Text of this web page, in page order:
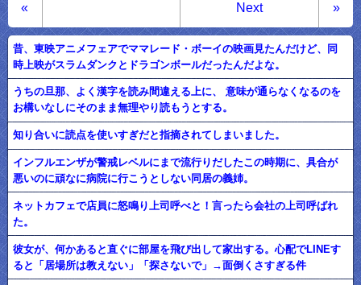
« »
Next
昔、東映アニメフェアでママレード・ボーイの映画見たんだけど、同
時上映がスラムダンクとドラゴンボールだったんだよな。
うちの旦那、よく漢字を読み間違える上に、 意味が通らなくなるのを
お構いなしにそのまま無理やり読もうとする。
知り合いに読点を使いすぎだと指摘されてしまいました。
インフルエンザが警戒レベルにまで流行りだしたこの時期に、具合が
悪いのに頑なに病院に行こうとしない同居の義姉。
ネットカフェで店員に怒鳴り上司呼べと！言ったら会社の上司呼ばれ
た。
彼女が、何かあると直ぐに部屋を飛び出して家出する。心配でLINEす
ると「居場所は教えない」「探さないで」→面倒くさすぎる件